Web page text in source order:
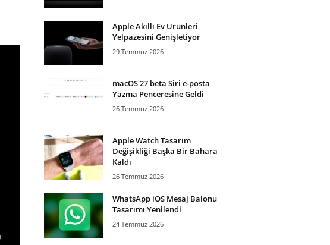
Apple Akıllı Ev Ürünleri
Yelpazesini Genişletiyor
29 Temmuz 2026
macOS 27 beta Siri e-posta
Yazma Penceresine Geldi
26 Temmuz 2026
Apple Watch Tasarım
Değişikliği Başka Bir Bahara
Kaldı
26 Temmuz 2026
WhatsApp iOS Mesaj Balonu
Tasarımı Yenilendi
24 Temmuz 2026